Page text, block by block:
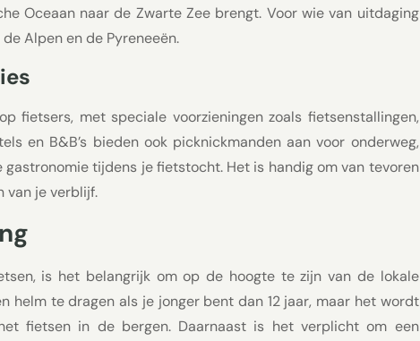
Oceaan naar de Zwarte Zee brengt. Voor wie van uitdaging
Alpen en de Pyreneeën.
fietsers, met speciale voorzieningen zoals fietsenstallingen,
en B&B’s bieden ook picknickmanden aan voor onderweg,
tijdens je fietstocht. Het is handig om van tevoren
van je verblijf.
is het belangrijk om op de hoogte te zijn van de lokale
helm te dragen als je jonger bent dan 12 jaar, maar het wordt
fietsen in de bergen. Daarnaast is het verplicht om een